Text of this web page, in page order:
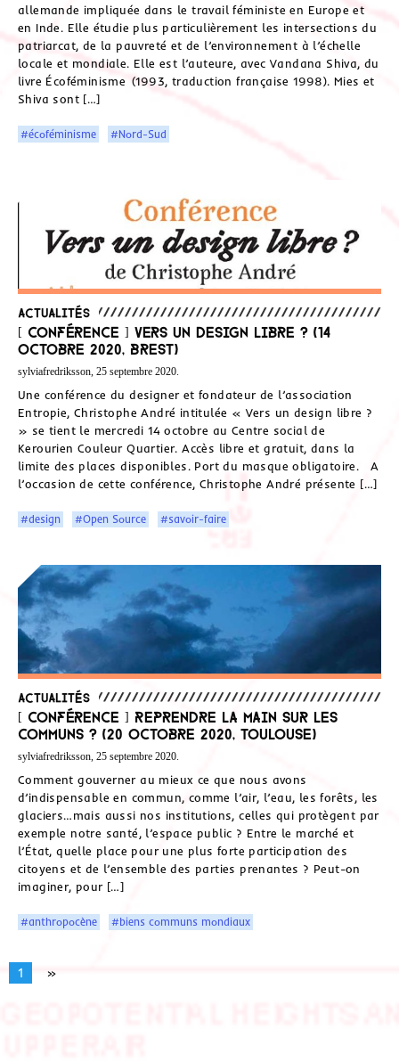
allemande impliquée dans le travail féministe en Europe et
en Inde. Elle étudie plus particulièrement les intersections du
patriarcat, de la pauvreté et de l’environnement à l’échelle
locale et mondiale. Elle est l’auteure, avec Vandana Shiva, du
livre Écoféminisme (1993, traduction française 1998). Mies et
Shiva sont […]
#écoféminisme #Nord-Sud
Actualités
[ Conférence ] Vers un design libre ? (14
octobre 2020, Brest)
sylviafredriksson, 25 septembre 2020.
Une conférence du designer et fondateur de l’association
Entropie, Christophe André intitulée « Vers un design libre ?
» se tient le mercredi 14 octobre au Centre social de
Kerourien Couleur Quartier. Accès libre et gratuit, dans la
limite des places disponibles. Port du masque obligatoire. A
l’occasion de cette conférence, Christophe André présente […]
#design #Open Source #savoir-faire
Actualités
[ Conférence ] Reprendre la main sur les
communs ? (20 octobre 2020, Toulouse)
sylviafredriksson, 25 septembre 2020.
Comment gouverner au mieux ce que nous avons
d’indispensable en commun, comme l’air, l’eau, les forêts, les
glaciers…mais aussi nos institutions, celles qui protègent par
exemple notre santé, l’espace public ? Entre le marché et
l’État, quelle place pour une plus forte participation des
citoyens et de l’ensemble des parties prenantes ? Peut-on
imaginer, pour […]
#anthropocène #biens communs mondiaux
1 »